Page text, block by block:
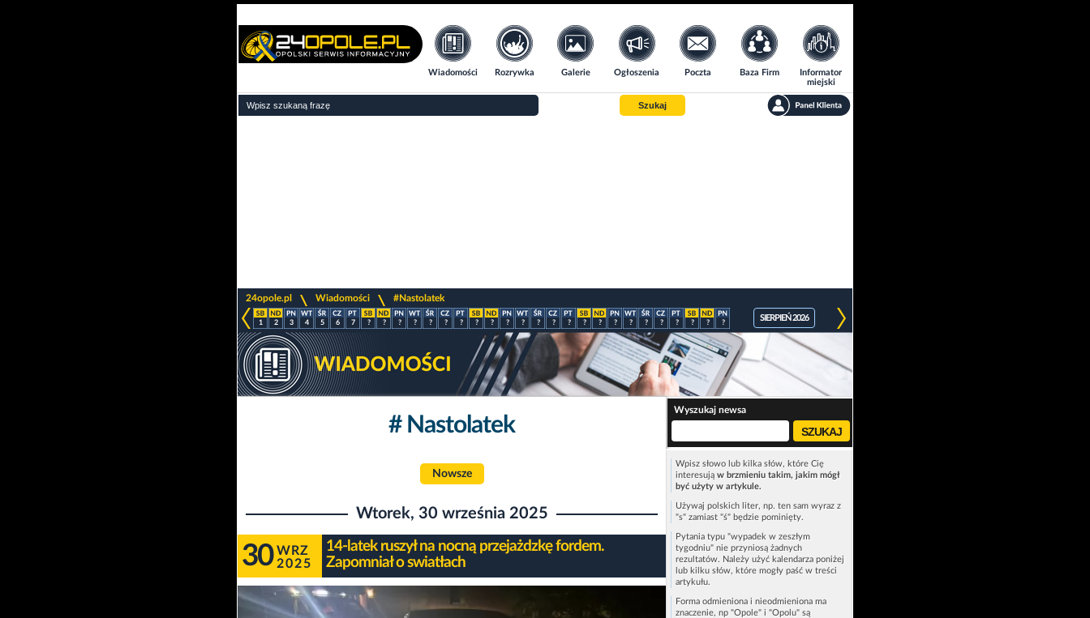
Wiadomości Rozrywka Galerie Ogłoszenia Poczta Baza Firm
Informator
miejski
Szukaj
24opole.pl Wiadomości #Nastolatek
1 2 3 4 5 6 7 ? ? ? ? ? ? ? ? ? ? ? ? ? ? ? ? ? ? ? ? ? ? ? ?
SIERPIEŃ 2026
# Nastolatek
Nowsze
Wtorek, 30 września 2025
30 WRZ
2025
14-latek ruszył na nocną przejażdzkę fordem.
Zapomniał o swiatłach
Wyszukaj newsa
Wpisz słowo lub kilka słów, które Cię
interesują w brzmieniu takim, jakim mógł
być użyty w artykule.
Używaj polskich liter, np. ten sam wyraz z
"s" zamiast "ś" będzie pominięty.
Pytania typu "wypadek w zeszłym
tygodniu" nie przyniosą żadnych
rezultatów. Należy użyć kalendarza poniżej
lub kilku słów, które mogły paść w treści
artykułu.
Forma odmieniona i nieodmieniona ma
znaczenie, np "Opole" i "Opolu" są